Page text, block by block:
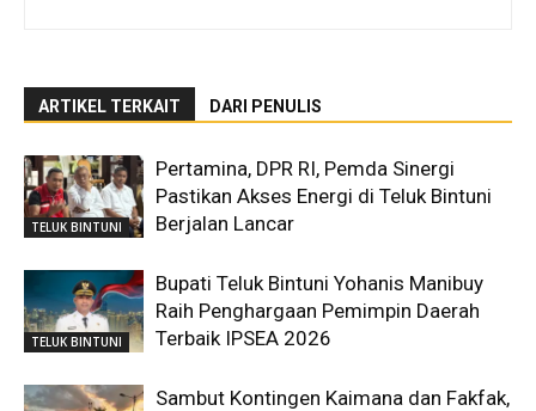
ARTIKEL TERKAIT DARI PENULIS
TELUK BINTUNI
Pertamina, DPR RI, Pemda Sinergi
Pastikan Akses Energi di Teluk Bintuni
Berjalan Lancar
TELUK BINTUNI
Bupati Teluk Bintuni Yohanis Manibuy
Raih Penghargaan Pemimpin Daerah
Terbaik IPSEA 2026
Sambut Kontingen Kaimana dan Fakfak,